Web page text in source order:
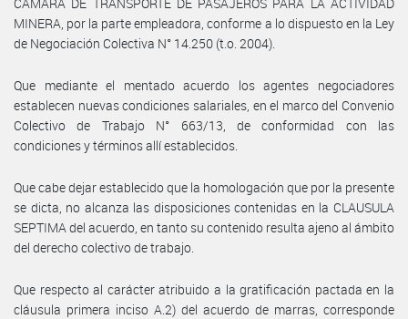
MINERA, por la parte empleadora, conforme a lo dispuesto en la Ley
de Negociación Colectiva N° 14.250 (t.o. 2004).
Que mediante el mentado acuerdo los agentes negociadores
establecen nuevas condiciones salariales, en el marco del Convenio
Colectivo de Trabajo N° 663/13, de conformidad con las
condiciones y términos allí establecidos.
Que cabe dejar establecido que la homologación que por la presente
se dicta, no alcanza las disposiciones contenidas en la CLAUSULA
SEPTIMA del acuerdo, en tanto su contenido resulta ajeno al ámbito
del derecho colectivo de trabajo.
Que respecto al carácter atribuido a la gratificación pactada en la
cláusula primera inciso A.2) del acuerdo de marras, corresponde